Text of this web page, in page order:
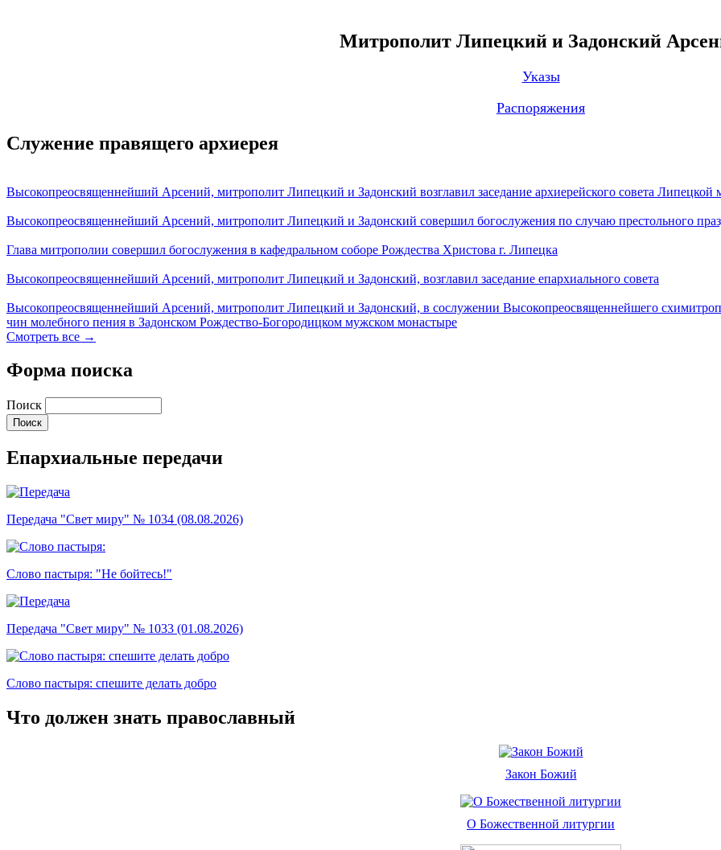
Митрополит Липецкий и Задонский
Указы
Распоряжения
Служение правящего архиерея
Высокопреосвященнейший Арсений, митрополит Липецкий и Задонский возглавил заседание архиерейского совета Липецкой
Высокопреосвященнейший Арсений, митрополит Липецкий и Задонский совершил богослужения по случаю престольного
Глава митрополии совершил богослужения в кафедральном соборе Рождества Христова г. Липецка
Высокопреосвященнейший Арсений, митрополит Липецкий и Задонский, возглавил заседание епархиального совета
Высокопреосвященнейший Арсений, митрополит Липецкий и Задонский, в сослужении Высокопреосвященнейшего
чин молебного пения в Задонском Рождество-Богородицком мужском монастыре
Смотреть все →
Форма поиска
Поиск
Епархиальные передачи
Передача "Свет миру" № 1034 (08.08.2026)
Слово пастыря: "Не бойтесь!"
Передача "Свет миру" № 1033 (01.08.2026)
Слово пастыря: спешите делать добро
Что должен знать православный
Закон Божий
О Божественной литургии